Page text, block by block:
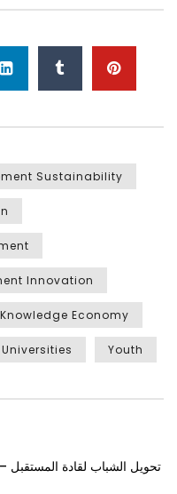
Sustainability
Innovation
Knowledge Economy
Universities Youth